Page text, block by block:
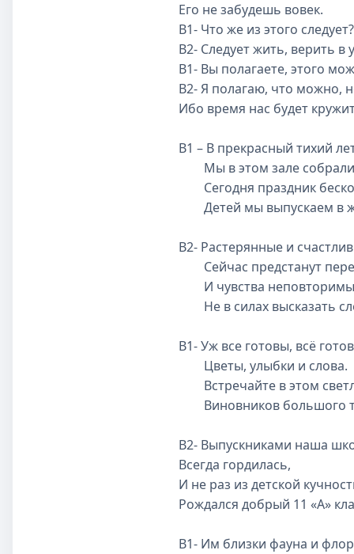
Его не забудешь вовек.
В1- Что же из этого следует?
В2- Следует жить, верить в
В1- Вы полагаете, этого
В2- Я полагаю, что можно,
Ибо время нас будет
В1 – В прекрасный тихий
Мы в этом зале
Сегодня праздник
Детей мы выпускаем в
В2- Растерянные и
Сейчас предстанут
И чувства
Не в силах высказать
В1- Уж все готовы, всё
Цветы, улыбки и слова.
Встречайте в этом
Виновников большого
В2- Выпускниками наша
Всегда гордилась,
И не раз из детской
Рождался добрый 11 «А»
В1- Им близки фауна и